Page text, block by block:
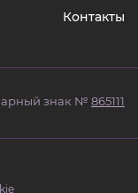
Контакты
знак № 865111